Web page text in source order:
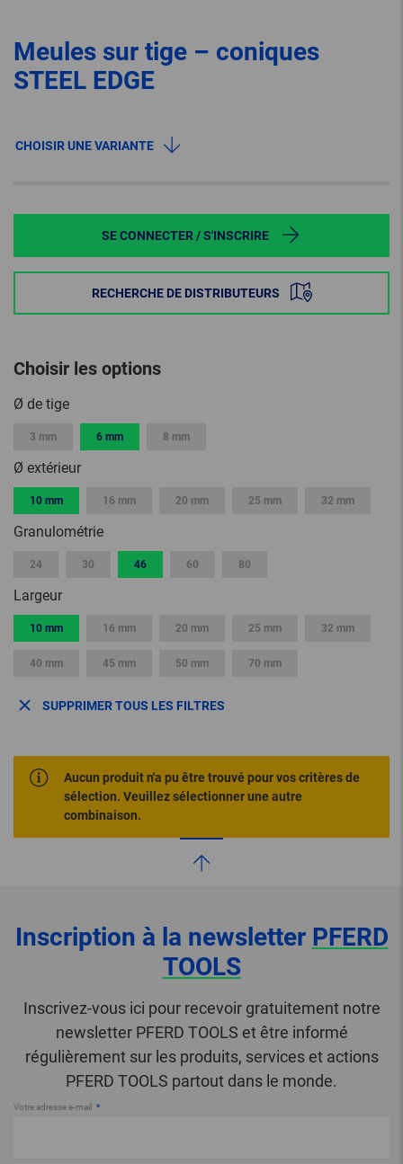
Meules sur tige – coniques
STEEL EDGE
CHOISIR UNE VARIANTE
SE CONNECTER / S'INSCRIRE
RECHERCHE DE DISTRIBUTEURS
Choisir les options
Ø de tige
3 mm 6 mm 8 mm
Ø extérieur
10 mm 16 mm 20 mm 25 mm 32 mm
Granulométrie
24 30 46 60 80
Largeur
10 mm 16 mm 20 mm 25 mm 32 mm
40 mm 45 mm 50 mm 70 mm
SUPPRIMER TOUS LES FILTRES
Aucun produit n'a pu être trouvé pour vos critères de
sélection. Veuillez sélectionner une autre
combinaison.
Inscription à la newsletter PFERD
TOOLS
Inscrivez-vous ici pour recevoir gratuitement notre
newsletter PFERD TOOLS et être informé
régulièrement sur les produits, services et actions
PFERD TOOLS partout dans le monde.
Votre adresse e-mail